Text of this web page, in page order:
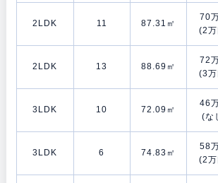
2LDK 11 87.31㎡
70
(2
2LDK 13 88.69㎡
72
(3
3LDK 10 72.09㎡
46
(な
3LDK 6 74.83㎡
58
(2